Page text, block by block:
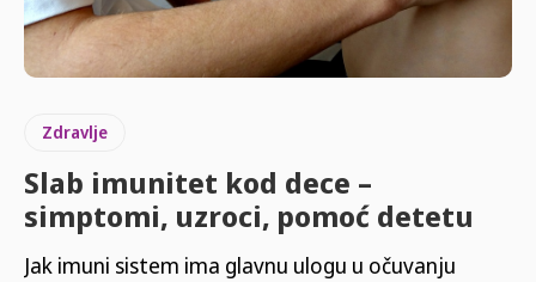
Zdravlje
Slab imunitet kod dece –
simptomi, uzroci, pomoć detetu
Jak imuni sistem ima glavnu ulogu u očuvanju